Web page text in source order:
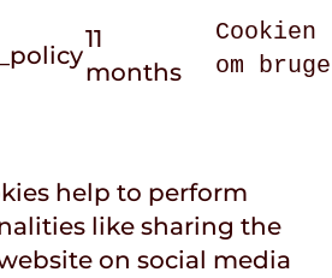
11
months
om
help to perform
like sharing the
on social media